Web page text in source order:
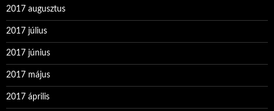
2017 augusztus
2017 július
2017 június
2017 május
2017 április